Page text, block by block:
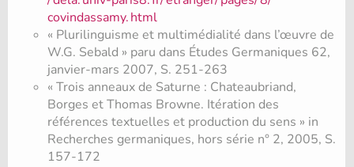
covindassamy.html
« Plurilinguisme et multimédialité dans l’œuvre de
W.G. Sebald » paru dans Études Germaniques 62,
janvier-mars 2007, S. 251-263
« Trois anneaux de Saturne : Chateaubriand,
Borges et Thomas Browne. Itération des
références textuelles et production du sens » in
Recherches germaniques, hors série n° 2, 2005, S.
157-172